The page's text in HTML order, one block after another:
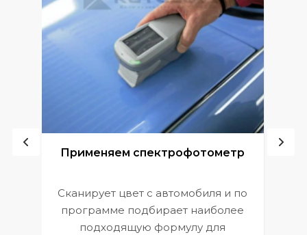
Применяем спектрофотометр
Сканирует цвет с автомобиля и по
программе подбирает наиболее
подходящую формулу для